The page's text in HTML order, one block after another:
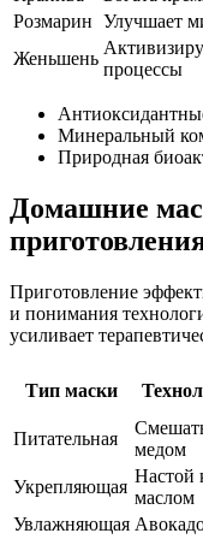
Розмарин Улучшает
Женьшень
процессы
Минеральный
Природная
Домашние
Приготовление
и понимания
усиливает
Тип маски
Питательная
медом
Укрепляющая
Настой
маслом
Увлажняющая